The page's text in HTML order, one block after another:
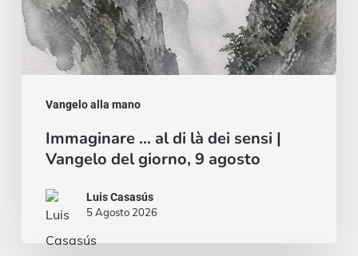
Vangelo alla mano
giorno,
agosto
Immaginare … al di là dei sensi |
Vangelo del giorno, 9 agosto
Luis Casasús
5 Agosto 2026